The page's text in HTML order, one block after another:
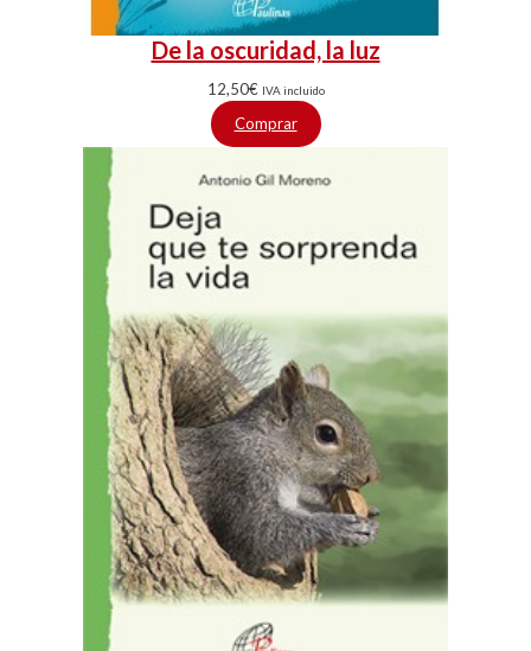
De la oscuridad, la luz
12,50€ IVA incluido
Comprar